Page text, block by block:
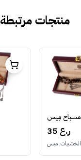
منتجات مرتبطة
مسباح مِيس
35 ر.ع
الخشبيات, ميس